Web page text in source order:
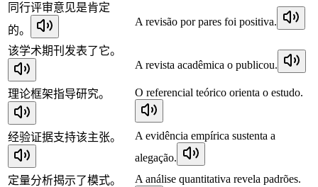
同行评审意见是肯定
的。
A revisão por pares foi positiva.
该学术期刊发表了它。
A revista acadêmica o publicou.
理论框架指导研究。 O referencial teórico orienta o estudo.
经验证据支持该主张。
A evidência empírica sustenta a
alegação.
定量分析揭示了模式。
A análise quantitativa revela padrões.